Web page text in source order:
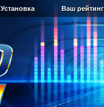
Установка Ваш